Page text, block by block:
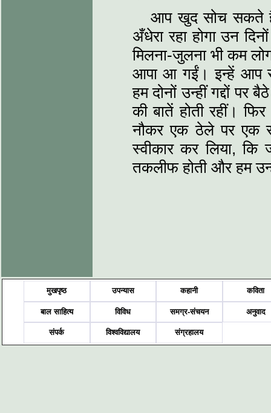
आप खुद सोच सकते हैं
अँधेरा रहा होगा उन
मिलना-जुलना भी कम
आपा आ गईं। इन्हें आप
हम दोनों उन्हीं गद्दों
की बातें होती रहीं।
नौकर एक ठेले पर एक
स्वीकार कर लिया,
तकलीफ होती और हम
मुखपृष्ठ उपन्यास कहानी कविता
बाल साहित्य विविध समग्र-संचयन अनुवाद
संपर्क विश्वविद्यालय संग्रहालय